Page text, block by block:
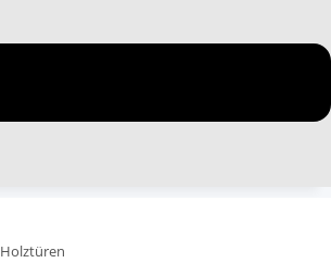
Holztüren